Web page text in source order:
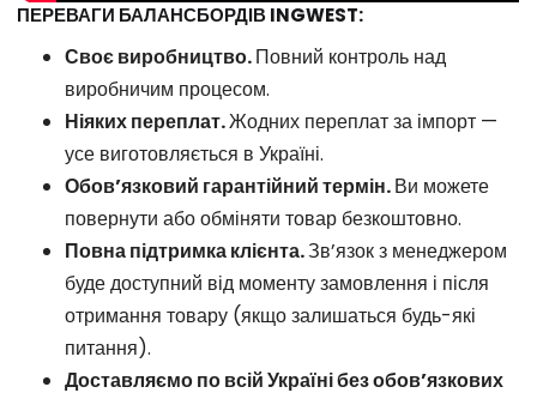
ПЕРЕВАГИ БАЛАНСБОРДІВ INGWEST:
Своє виробництво.Повний контроль над
виробничим процесом.
Ніяких переплат.Жодних переплат за імпорт —
усе виготовляється в Україні.
Обов’язковий гарантійний термін.Ви можете
повернути або обміняти товар безкоштовно.
Повна підтримка клієнта.Зв’язок з менеджером
буде доступний від моменту замовлення і після
отримання товару (якщо залишаться будь-які
питання).
Доставляємо по всій Україні без обов’язкових